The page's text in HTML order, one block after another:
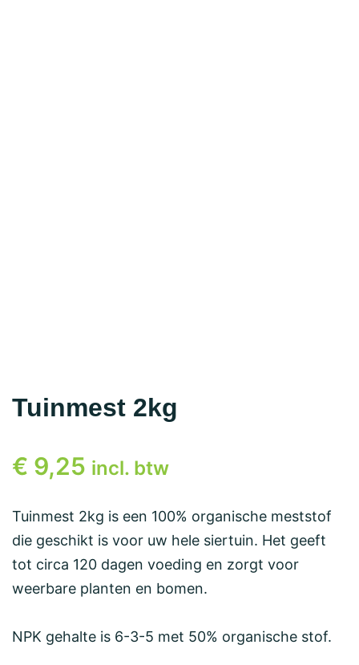
Tuinmest 2kg
€ 9,25 incl. btw
Tuinmest 2kg is een 100% organische meststof
die geschikt is voor uw hele siertuin. Het geeft
tot circa 120 dagen voeding en zorgt voor
weerbare planten en bomen.
NPK gehalte is 6-3-5 met 50% organische stof.